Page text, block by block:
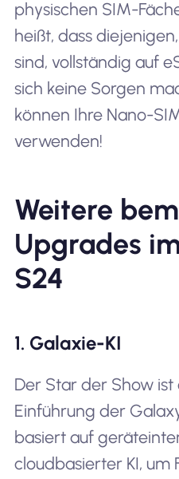
physischen SIM-
heißt, dass
sind, vollständig auf
sich keine Sorgen
können Ihre Nano-
verwenden!
Weitere
Upgrades
S24
1. Galaxie-KI
Der Star der Show
Einführung der
basiert auf
cloudbasierter KI, um